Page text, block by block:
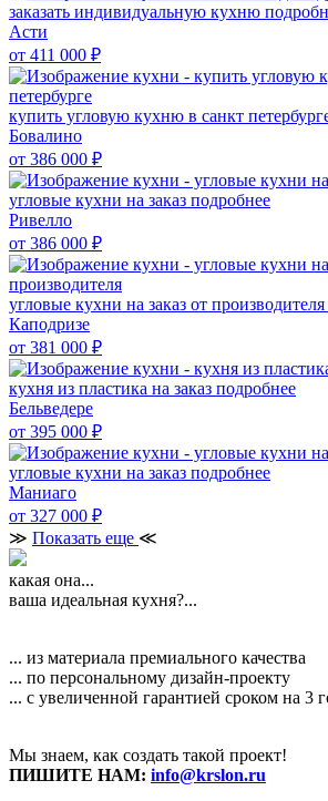
заказать индивидуальную кухню
Асти
от 411 000 ₽
купить угловую кухню в санкт
Бовалино
от 386 000 ₽
угловые кухни на заказ подробнее
Ривелло
от 386 000 ₽
угловые кухни на заказ от производителя
Каподризе
от 381 000 ₽
кухня из пластика на заказ подробнее
Бельведере
от 395 000 ₽
угловые кухни на заказ подробнее
Маниаго
от 327 000 ₽
≫ Показать еще ≪
какая она...
ваша идеальная кухня?...
... из материала премиального качества
... по персональному дизайн-проекту
... с увеличенной гарантией сроком на 3
Мы знаем, как создать такой проект!
ПИШИТЕ НАМ: info@krslon.ru